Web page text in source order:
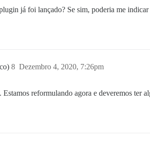
já foi lançado? Se sim, poderia me
Dezembro 4, 2020, 7:26pm
8
Estamos reformulando agora e deveremos ter